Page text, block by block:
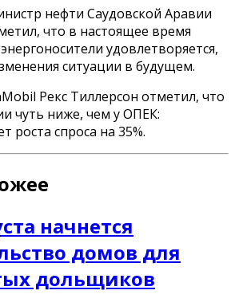
нефти Саудовской Аравии
что в настоящее время
удовлетворяется,
ситуации в будущем.
Рекс Тиллерсон отметил, что
чуть ниже, чем у ОПЕК:
роста спроса на 35%.
начнется
домов для
дольщиков